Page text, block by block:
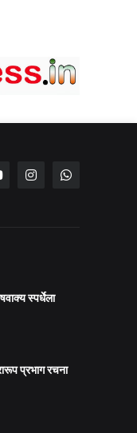
स्पर्धेला
प्रभाग रचना